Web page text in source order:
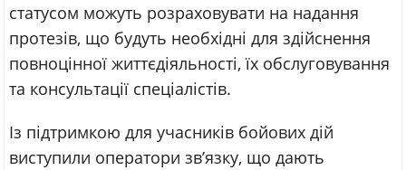
статусом можуть розраховувати на надання
протезів, що будуть необхідні для здійснення
повноцінної життєдіяльності, їх обслуговування
та консультації спеціалістів.
Із підтримкою для учасників бойових дій
виступили оператори зв’язку, що дають